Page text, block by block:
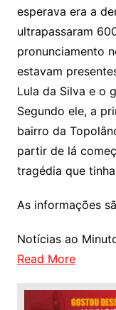
esperava era a
ultrapassaram
pronunciamento
estavam
Lula da Silva e o
Segundo ele, a
bairro da
partir de lá
tragédia que
As informações
Notícias ao
Read More